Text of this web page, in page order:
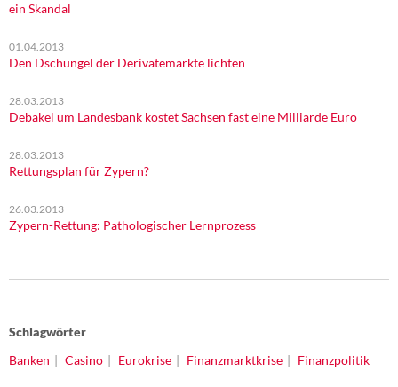
ein Skandal
01.04.2013
Den Dschungel der Derivatemärkte lichten
28.03.2013
Debakel um Landesbank kostet Sachsen fast eine Milliarde Euro
28.03.2013
Rettungsplan für Zypern?
26.03.2013
Zypern-Rettung: Pathologischer Lernprozess
Schlagwörter
Banken
Casino Eurokrise Finanzmarktkrise Finanzpolitik